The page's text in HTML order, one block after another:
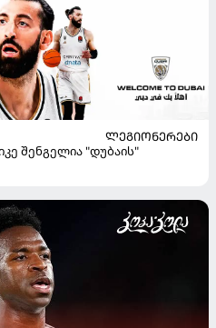
ᲚᲔᲒᲘᲝᲜᲔᲠᲔᲑᲘ
შენგელია "დუბაის"